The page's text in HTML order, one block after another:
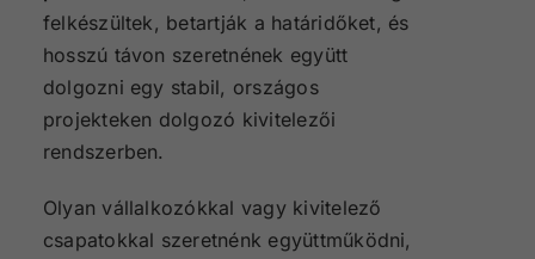
felkészültek, betartják a határidőket, és
hosszú távon szeretnének együtt
dolgozni egy stabil, országos
projekteken dolgozó kivitelezői
rendszerben.
Olyan vállalkozókkal vagy kivitelező
csapatokkal szeretnénk együttműködni,